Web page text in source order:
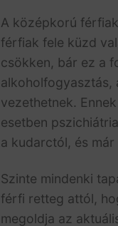
A középkorú
férfiak fele küzd
csökken, bár ez a
alkoholfogyasztás,
vezethetnek.
esetben
a kudarctól, és
Szinte mindenki
férfi retteg attól,
megoldja az